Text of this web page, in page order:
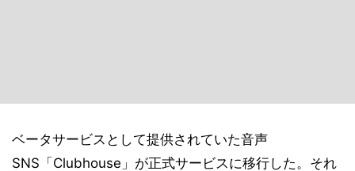
ベータサービスとして提供されていた音声
SNS「Clubhouse」が正式サービスに移行した。それ